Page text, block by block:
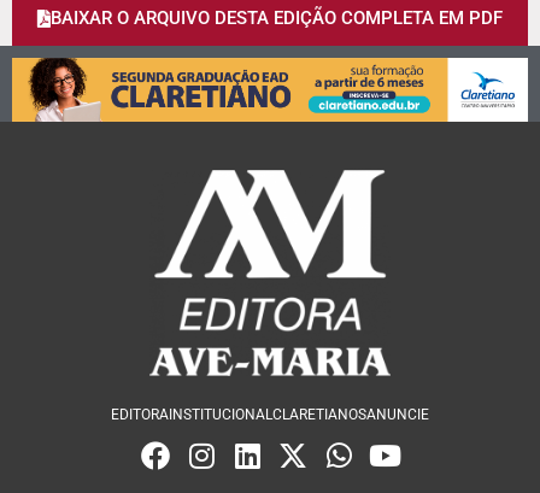
BAIXAR O ARQUIVO DESTA EDIÇÃO COMPLETA EM PDF
EDITORA INSTITUCIONALCLARETIANOSANUNCIE